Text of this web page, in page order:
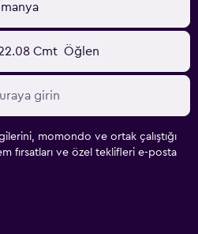
Cmt Öğlen
momondo ve ortak çalıştığı
fırsatları ve özel teklifleri e-posta